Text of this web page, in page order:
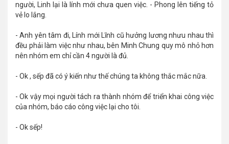
người, Linh lại là lính mới chưa quen việc. - Phong lên tiếng tỏ
vẻ lo lắng.
- Anh yên tâm đi, Lính mới Lĩnh cũ hưởng lương nhưu nhau thì
đều phải làm việc như nhau, bên Minh Chung quy mô nhỏ hơn
nên nhóm em chỉ cần 4 người là đủ.
- Ok , sếp đã có ý kiến như thế chúng ta không thắc mắc nữa.
- Ok vậy mọi người tách ra thành nhóm để triển khai công việc
của nhóm, báo cáo công việc lại cho tôi.
- Ok sếp!